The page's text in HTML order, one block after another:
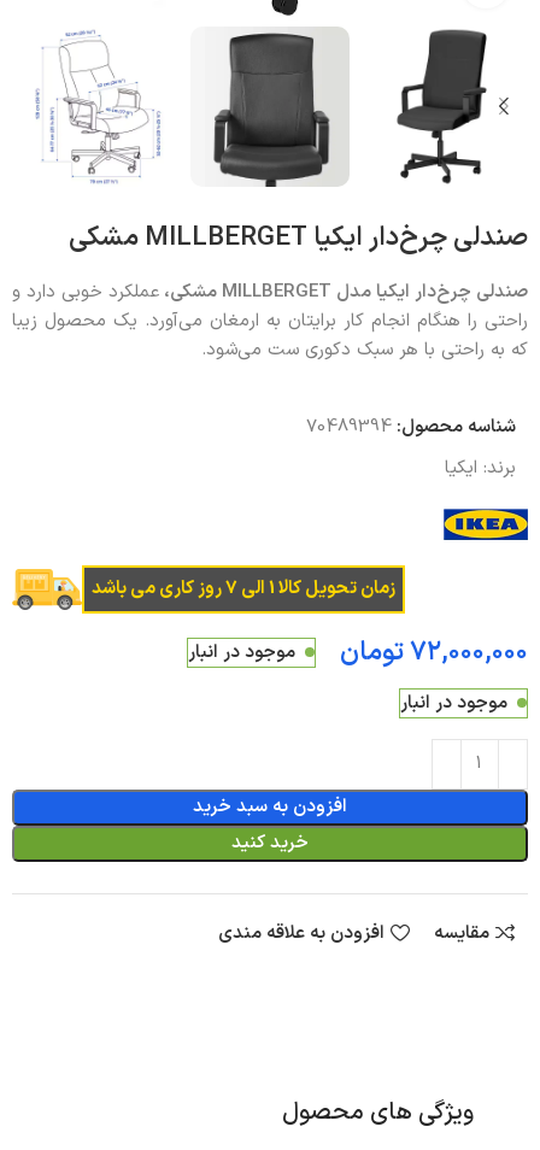
صندلی چرخ‌دار ایکیا MILLBERGET مشکی
صندلی چرخ‌دار ایکیا مدل MILLBERGET مشکی،عملکرد خوبی دارد و
راحتی را هنگام انجام کار برایتان به ارمغان می‌آورد. یک محصول زیبا
که به‌ راحتی با هر سبک دکوری ست می‌شود.
شناسه محصول:70489394
برند: ایکیا
زمان تحویل کالا 1 الی 7 روز کاری می باشد
تومان
موجود در انبار
موجود در انبار
افزودن به سبد خرید
خرید کنید
مقایسه افزودن به علاقه مندی
ویژگی های محصول